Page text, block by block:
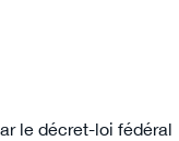
le décret-loi fédéral